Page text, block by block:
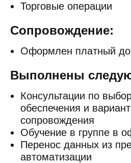
Торговые операции
Сопровождение:
Оформлен платный
Выполнены
Консультации по
обеспечения и
сопровождения
Обучение в группе в
Перенос данных из
автоматизации